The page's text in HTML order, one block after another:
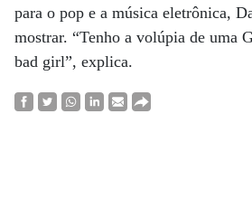
para o pop e a música eletrônica,
mostrar. “Tenho a volúpia de uma
bad girl”, explica.